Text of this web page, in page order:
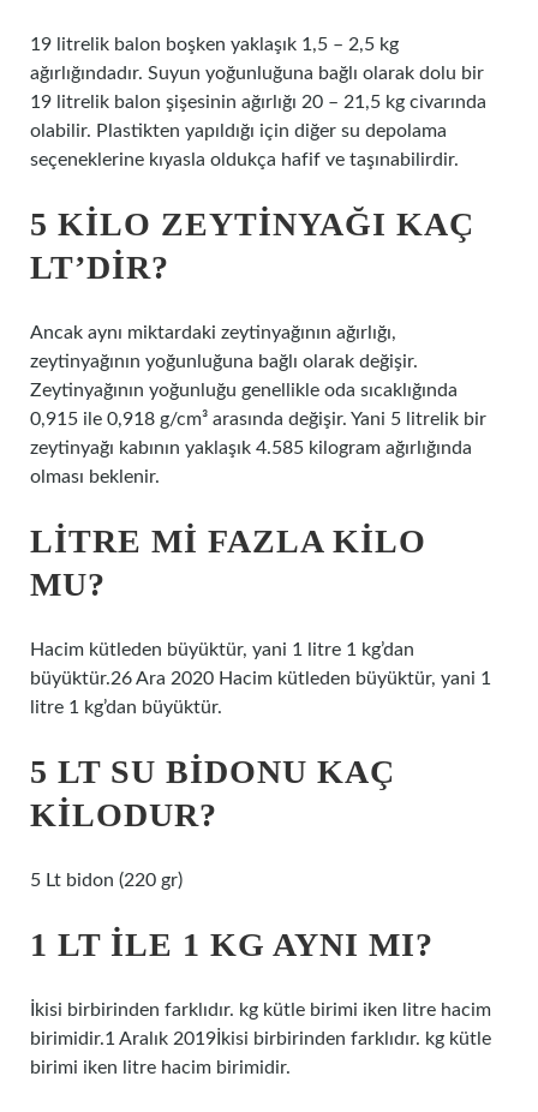
19 litrelik balon boşken yaklaşık 1,5 – 2,5 kg
ağırlığındadır. Suyun yoğunluğuna bağlı olarak dolu bir
19 litrelik balon şişesinin ağırlığı 20 – 21,5 kg civarında
olabilir. Plastikten yapıldığı için diğer su depolama
seçeneklerine kıyasla oldukça hafif ve taşınabilirdir.
5 KILO ZEYTINYAĞI KAÇ
LT’DIR?
Ancak aynı miktardaki zeytinyağının ağırlığı,
zeytinyağının yoğunluğuna bağlı olarak değişir.
Zeytinyağının yoğunluğu genellikle oda sıcaklığında
0,915 ile 0,918 g/cm³ arasında değişir. Yani 5 litrelik bir
zeytinyağı kabının yaklaşık 4.585 kilogram ağırlığında
olması beklenir.
LITRE MI FAZLA KILO
MU?
Hacim kütleden büyüktür, yani 1 litre 1 kg’dan
büyüktür.26 Ara 2020 Hacim kütleden büyüktür, yani 1
litre 1 kg’dan büyüktür.
5 LT SU BIDONU KAÇ
KILODUR?
5 Lt bidon (220 gr)
1 LT ILE 1 KG AYNI MI?
İkisi birbirinden farklıdır. kg kütle birimi iken litre hacim
birimidir.1 Aralık 2019İkisi birbirinden farklıdır. kg kütle
birimi iken litre hacim birimidir.